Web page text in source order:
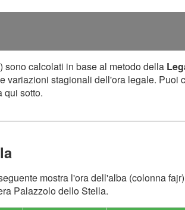
sono calcolati in base al metodo della
variazioni stagionali dell'ora legale. Puoi
qui sotto.
mostra l'ora dell'alba (colonna
Palazzolo dello Stella.